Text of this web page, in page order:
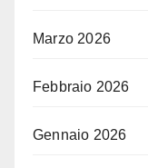
Marzo 2026
Febbraio 2026
Gennaio 2026